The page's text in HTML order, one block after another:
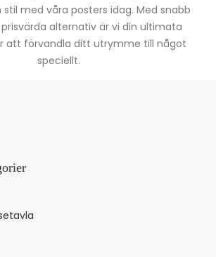
stil med våra posters idag. Med snabb
alternativ är vi din ultimata
att förvandla ditt utrymme till något
speciellt.